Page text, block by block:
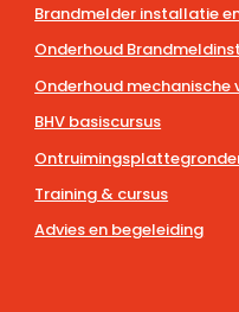
Brandmelder installatie
Onderhoud
Onderhoud
BHV basiscursus
Training & cursus
Advies en begeleiding